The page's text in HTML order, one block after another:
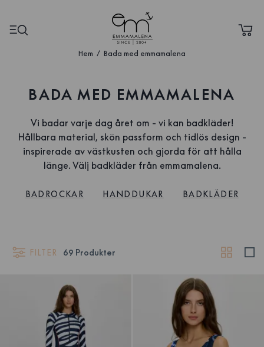
Hem Bada med emmamalena
BADA MED EMMAMALENA
Vi badar varje dag året om - vi kan badkläder!
Hållbara material, skön passform och tidlös design -
inspirerade av västkusten och gjorda för att hålla
länge. Välj badkläder från emmamalena.
BADROCKAR HANDDUKAR BADKLÄDER
FILTER 69 Produkter